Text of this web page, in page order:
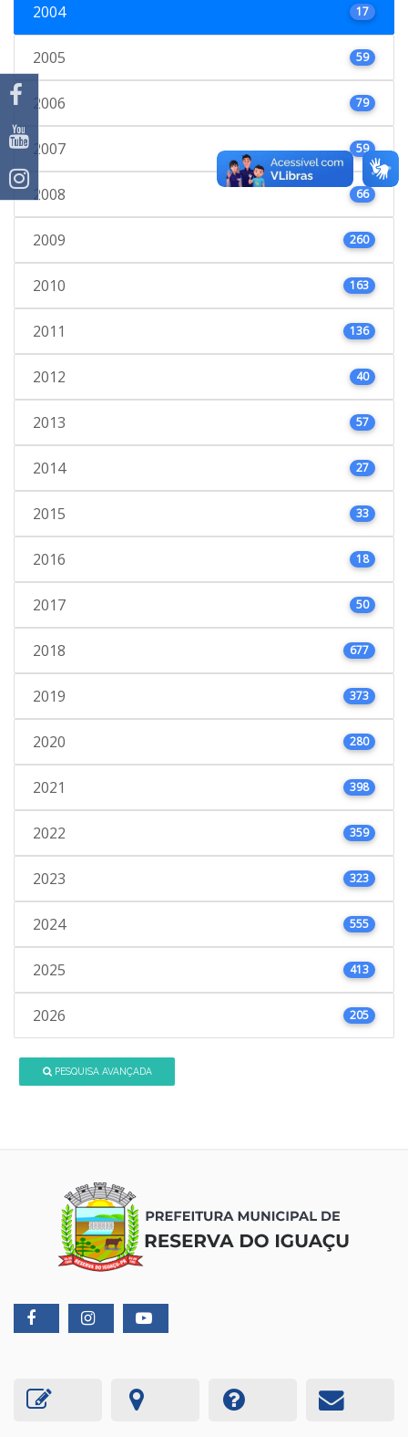
2004 17
2005 59
2006 79
2007 59
2008 66
2009 260
2010 163
2011 136
2012 40
2013 57
2014 27
2015 33
2016 18
2017 50
2018 677
2019 373
2020 280
2021 398
2022 359
2023 323
2024 555
2025 413
2026 205
PESQUISA AVANÇADA